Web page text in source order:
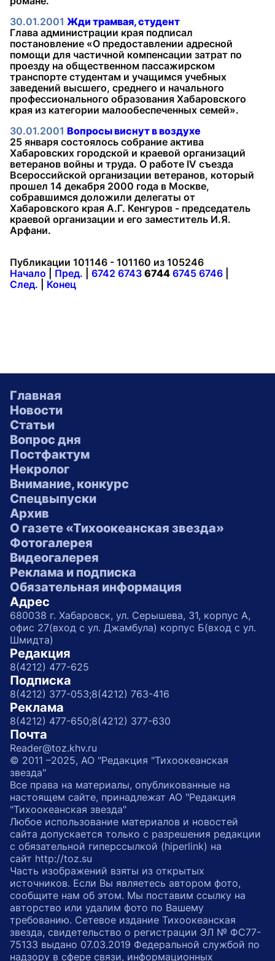
30.01.2001 Жди трамвая, студент
Глава администрации края подписал
постановление «О предоставлении адресной
помощи для частичной компенсации затрат по
проезду на общественном пассажирском
транспорте студентам и учащимся учебных
заведений высшего, среднего и начального
профессионального образования Хабаровского
края из категории малообеспеченных семей».
30.01.2001 Вопросы виснут в воздухе
25 января состоялось собрание актива
Хабаровских городской и краевой организаций
ветеранов войны и труда. О работе IV съезда
Всероссийской организации ветеранов, который
прошел 14 декабря 2000 года в Москве,
собравшимся доложили делегаты от
Хабаровского края А.Г. Кенгуров - председатель
краевой организации и его заместитель И.Я.
Арфани.
Публикации 101146 - 101160 из 105246
Начало
Пред. 6742 6743 6744 6745 6746
След.
Конец
Главная
Новости
Статьи
Вопрос дня
Постфактум
Некролог
Внимание, конкурс
Спецвыпуски
Архив
О газете «Тихоокеанская звезда»
Фотогалерея
Видеогалерея
Реклама и подписка
Обязательная информация
Адрес
680038 г. Хабаровск, ул. Серышева, 31, корпус А,
офис 27(вход с ул. Джамбула) корпус Б(вход с ул.
Шмидта)
Редакция
8(4212) 477-625
Подписка
8(4212) 377-053;8(4212) 763-416
Реклама
8(4212) 477-650;8(4212) 377-630
Почта
Reader@toz.khv.ru
© 2011 –2025, АО "Редакция "Тихоокеанская
звезда"
Все права на материалы, опубликованные на
настоящем сайте, принадлежат АО "Редакция
"Тихоокеанская звезда"
Любое использование материалов и новостей
сайта допускается только с разрешения редакции
с обязательной гиперссылкой (hiperlink) на
сайт http://toz.su
Часть изображений взяты из открытых
источников. Если Вы являетесь автором фото,
сообщите нам об этом. Мы поставим ссылку на
авторство или удалим фото по Вашему
требованию. Сетевое издание Тихоокеанская
звезда, свидетельство о регистрации ЭЛ № ФС77-
75133 выдано 07.03.2019 Федеральной службой по
надзору в сфере связи, информационных